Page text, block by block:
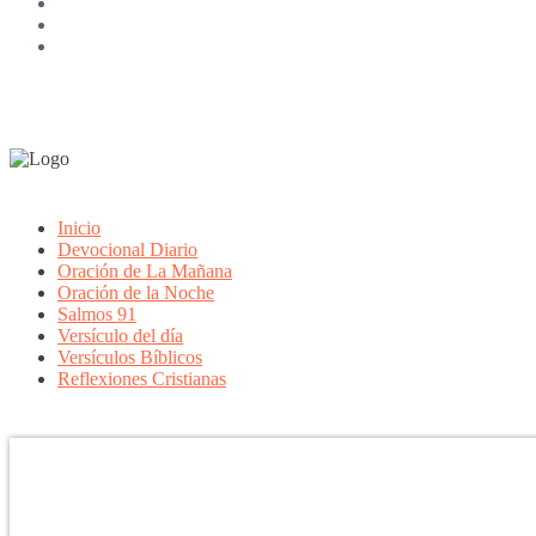
Inicio
Devocional Diario
Oración de La Mañana
Oración de la Noche
Salmos 91
Versículo del día
Versículos Bíblicos
Reflexiones Cristianas